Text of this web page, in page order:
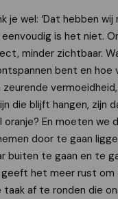
je wel: ‘Dat hebben
eenvoudig is het niet.
minder zichtbaar.
bent en hoe
die blijft hangen, zijn
oranje? En moeten we
door te gaan
buiten te gaan en te
het meer rust om
taak af te ronden die